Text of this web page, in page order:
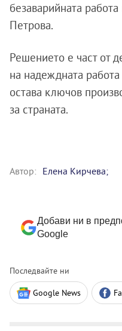
безаварийната
Петрова.
Решението е част от
на надеждната
остава ключов
за страната.
Автор: Елена Кирчева;
Добави ни в
Google
Последвайте ни
Google News